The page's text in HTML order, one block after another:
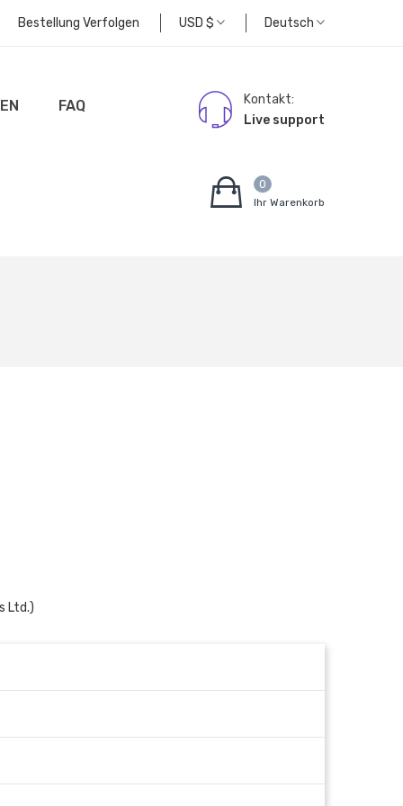
Bestellung Verfolgen USD $ Deutsch
FAQ
Kontakt:
Live support
0
Ihr Warenkorb
Ltd.)